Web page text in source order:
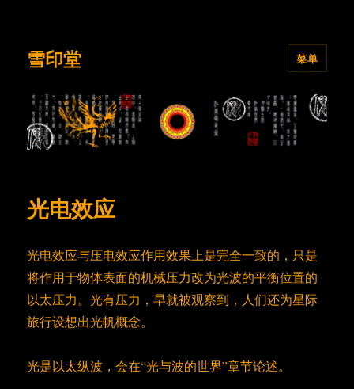
雪印堂 菜单
光电效应
光电效应与压电效应作用效果上是完全一致的，只是
将作用于物体表面的机械压力改为光波的平衡位置的
以太压力。光有压力，早就被观察到，人们还为星际
旅行设想出光帆概念。
光是以太纵波，会在“光与波的世界”章节论述。